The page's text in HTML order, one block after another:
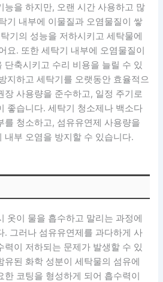
능을 하지만, 오랜 시간 사용하고 많
기 내부에 이물질과 오염물질이 쌓
기의 성능을 저하시키고 세탁물에
요. 또한 세탁기 내부에 오염물질이
단축시키고 수리 비용을 늘릴 수 있
지하고 세탁기를 오랫동안 효율적으
장 사용량을 준수하고, 일정 주기로
좋습니다. 세탁기 청소제나 백소다
를 청소하고, 섬유유연제 사용량을
내부 오염을 방지할 수 있습니다.
옷이 물을 흡수하고 말리는 과정에
. 그러나 섬유유연제를 과다하게 사
력이 저하되는 문제가 발생할 수 있
유된 화학 성분이 세탁물의 섬유에
한 코팅을 형성하게 되어 흡수력이